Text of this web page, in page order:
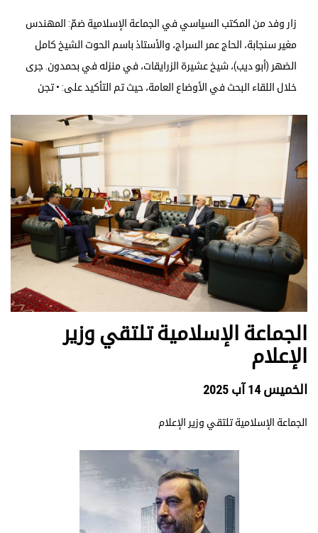
زار وفد من المكتب السياسي في الجماعة الإسلامية ضمّ: المهندس
مغير سنجابة، الحاج عمر السراج، والأستاذ باسم الحوت الشيخ كامل
الضهر (أبو ديب)، شيخ عشيرة الزرايقات، في منزله في بحمدون. جرى
خلال اللقاء البحث في الأوضاع العامة، حيث تم التأكيد على: • تجن
الجماعة الإسلامية تلتقي وزير
الإعلام
الخميس 14 آب 2025
الجماعة الإسلامية تلتقي وزير الإعلام